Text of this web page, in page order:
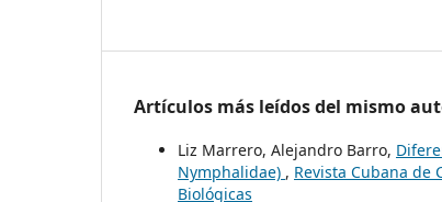
Artículos más leídos del mismo
Liz Marrero, Alejandro Barro,
Nymphalidae) , Revista Cubana de
Biológicas